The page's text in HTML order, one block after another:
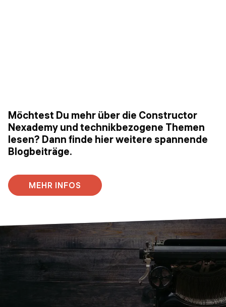
Möchtest Du mehr über die Constructor
Nexademy und technikbezogene Themen
lesen? Dann finde hier weitere spannende
Blogbeiträge.
MEHR INFOS